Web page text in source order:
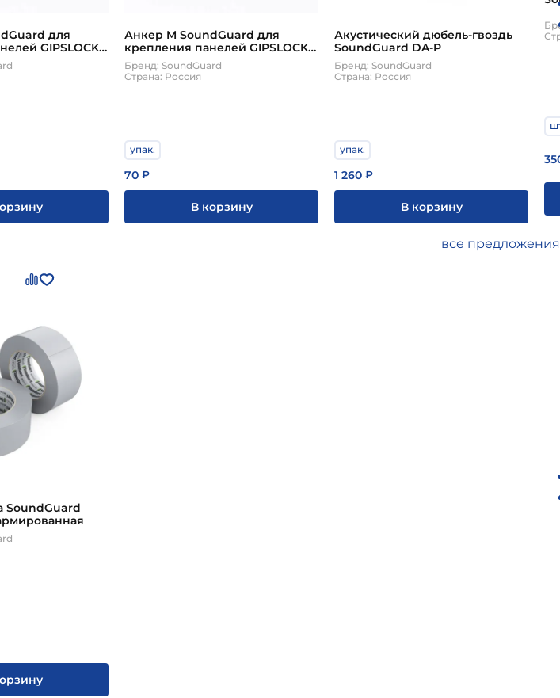
для
GIPSLOCK
Анкер M SoundGuard для
крепления панелей GIPSLOCK
30 и GIPSLOCK GF 33 8х72мм
2шт/упак
Бренд: SoundGuard
Страна: Россия
упак.
70 ₽
В корзину
Акустический дюбель-гвоздь
SoundGuard DA-P
Бренд: SoundGuard
Страна: Россия
упак.
1 260 ₽
В корзину
все предложения
SoundGuard